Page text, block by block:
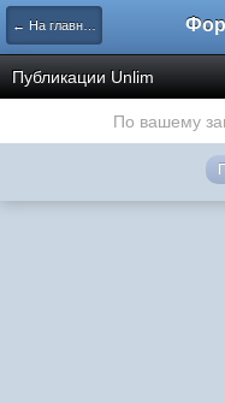
← На главную
Публикации Unlim
По вашему